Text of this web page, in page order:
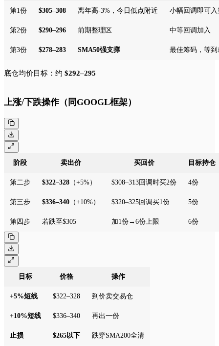
第1份 $305–308 离年高-3%，今日低点附近 小幅回调即可
第2份 $290–296 前期整理区 中等回调加入
第3份 $278–283 SMA50强支撑 最佳筹码，等
底仓均价目标：约 $292–295
上涨/下跌操作（同GOOGL框架）
阶段 卖出价 买回价 目标持仓
第二步 $322–328 （+5%） $308–313回调时买2份 4份
第三步 $336–340 （+10%） $320–325回调买1份 5份
第四步 若跌至$305 加1份→6份上限 6份
目标 价格 操作
+5%短线 $322–328 到价卖交易仓
+10%短线 $336–340 再出一份
止损 $265以下 跌穿SMA200全清